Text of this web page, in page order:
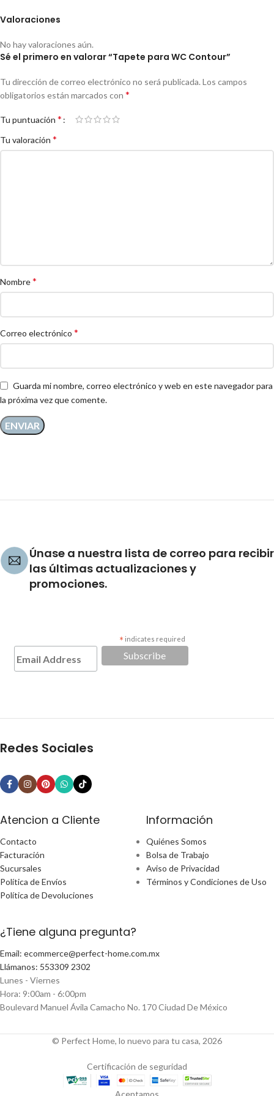
Valoraciones
No hay valoraciones aún.
Sé el primero en valorar “Tapete para WC Contour”
Tu dirección de correo electrónico no será publicada. Los campos
obligatorios están marcados con *
Tu puntuación *
Tu valoración *
Nombre*
Correo electrónico *
Guarda mi nombre, correo electrónico y web en este navegador para
la próxima vez que comente.
Únase a nuestra lista de correo para recibir
las últimas actualizaciones y
promociones.
* indicates required
Redes Sociales
Atencion a Cliente
Contacto
Facturación
Sucursales
Política de Envíos
Política de Devoluciones
Información
Quiénes Somos
Bolsa de Trabajo
Aviso de Privacidad
Términos y Condiciones de Uso
¿Tiene alguna pregunta?
Email: ecommerce@perfect-home.com.mx
Llámanos: 553309 2302
Lunes - Viernes
Hora: 9:00am - 6:00pm
Boulevard Manuel Ávila Camacho No. 170 Ciudad De México
© Perfect Home, lo nuevo para tu casa, 2026
Certificación de seguridad